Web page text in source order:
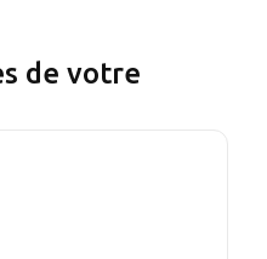
de votre